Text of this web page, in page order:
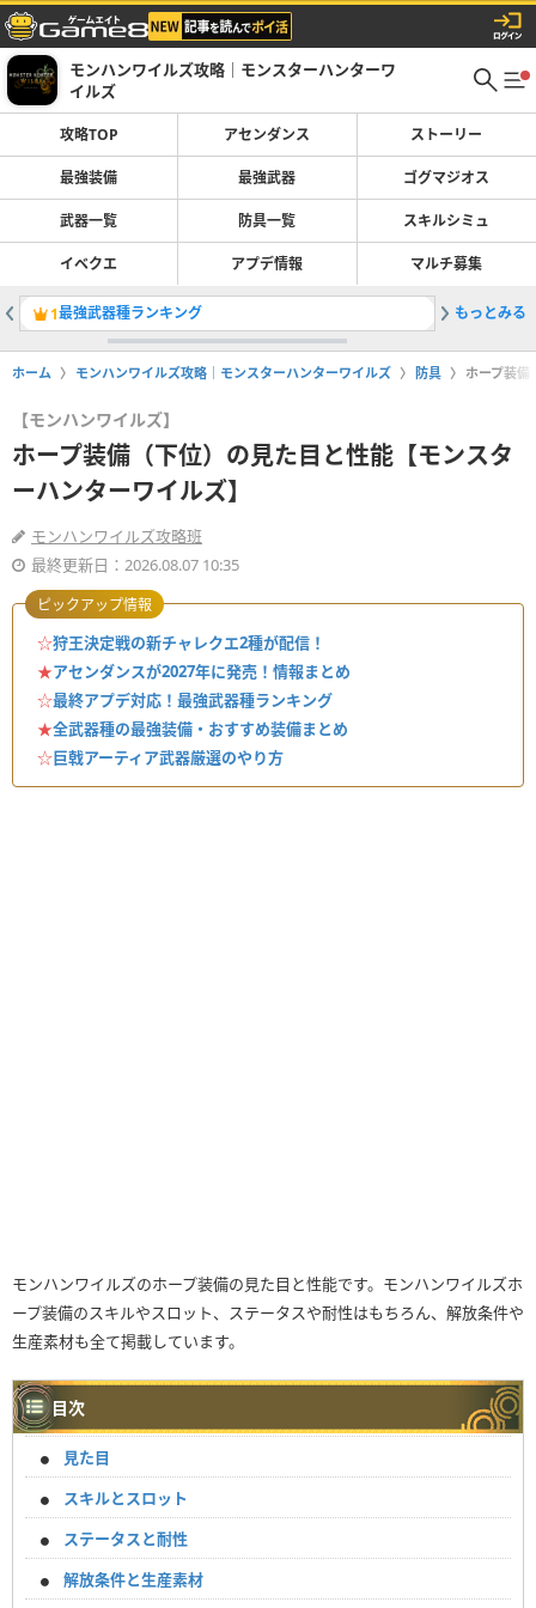
モンハンワイルズ攻略｜モンスターハンターワ
イルズ
攻略TOP アセンダンス ストーリー
最強装備 最強武器 ゴグマジオス
武器一覧 防具一覧 スキルシミュ
イベクエ アプデ情報 マルチ募集
1最強武器種ランキング 2太刀の
もっとみる
ホーム モンハンワイルズ攻略｜モンスターハンターワイルズ 防具 ホープ装
【モンハンワイルズ】
ホープ装備（下位）の見た目と性能【モンスタ
ーハンターワイルズ】
モンハンワイルズ攻略班
最終更新日：2026.08.07 10:35
☆狩王決定戦の新チャレクエ2種が配信！
★アセンダンスが2027年に発売！情報まとめ
☆最終アプデ対応！最強武器種ランキング
★全武器種の最強装備・おすすめ装備まとめ
☆巨戟アーティア武器厳選のやり方
ピックアップ情報
モンハンワイルズのホープ装備の見た目と性能です。モンハンワイルズホ
ープ装備のスキルやスロット、ステータスや耐性はもちろん、解放条件や
生産素材も全て掲載しています。
目次
見た目
スキルとスロット
ステータスと耐性
解放条件と生産素材